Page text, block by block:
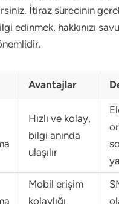
İtiraz sürecinin
edinmek, hakkınızı
Avantajlar
Hızlı ve kolay,
bilgi anında
ulaşılır
Mobil erişim
kolaylığı